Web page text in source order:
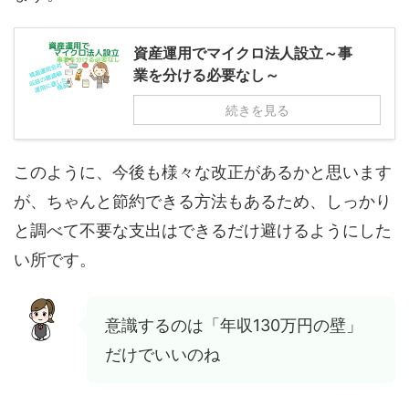
資産運用でマイクロ法人設立～事
業を分ける必要なし～
続きを見る
このように、今後も様々な改正があるかと思います
が、ちゃんと節約できる方法もあるため、しっかり
と調べて不要な支出はできるだけ避けるようにした
い所です。
意識するのは「年収130万円の壁」
だけでいいのね